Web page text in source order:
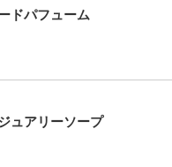
ドパフューム
ュアリーソープ